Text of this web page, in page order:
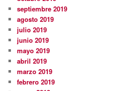
septiembre 2019
agosto 2019
julio 2019
junio 2019
mayo 2019
abril 2019
marzo 2019
febrero 2019